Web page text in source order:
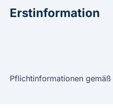
Erstinformation
Pflichtinformationen gemäß